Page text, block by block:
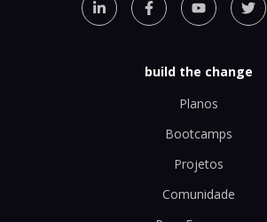
build the change
Planos
Bootcamps
Projetos
Comunidade